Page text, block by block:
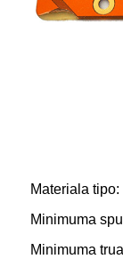
Materiala
Minimuma
Minimuma